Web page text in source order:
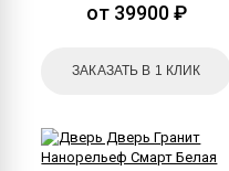
от 39900 ₽
ЗАКАЗАТЬ В 1 КЛИК